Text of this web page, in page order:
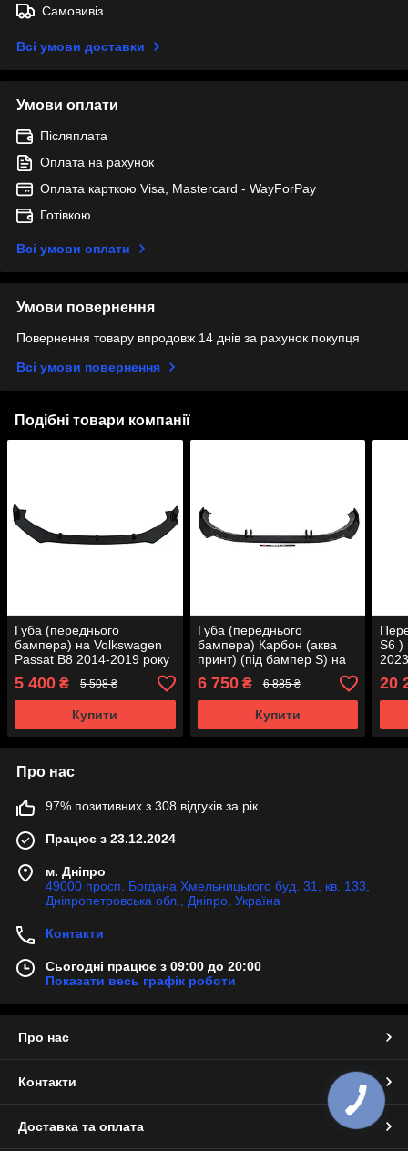
Самовивіз
Всі умови доставки
Умови оплати
Післяплата
Оплата на рахунок
Оплата карткою Visa, Mastercard - WayForPay
Готівкою
Всі умови оплати
Умови повернення
Повернення товару впродовж 14 днів за рахунок покупця
Всі умови повернення
Подібні товари компанії
Губа (переднього
бампера) на Volkswagen
Passat B8 2014-2019 року
5 400 ₴ 5 508 ₴
Купити
Губа (переднього
бампера) Карбон (аква
принт) (під бампер S) на
Audi A4 B9 2019-2023 року
6 750₴ 6 885 ₴
Купити
S6 )
20
Про нас
97% позитивних з 308 відгуків за рік
Працює з 23.12.2024
м. Дніпро
49000 просп. Богдана Хмельницького буд. 31, кв. 133,
Дніпропетровська обл., Дніпро, Україна
Контакти
Сьогодні працює з 09:00 до 20:00
Показати весь графік роботи
Про нас
Контакти
Доставка та оплата